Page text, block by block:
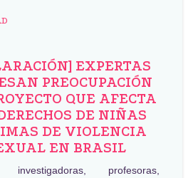
EXPERTAS
PREOCUPACIÓN
QUE AFECTA
DE NIÑAS
DE VIOLENCIA
EN BRASIL
investigadoras, profesoras,